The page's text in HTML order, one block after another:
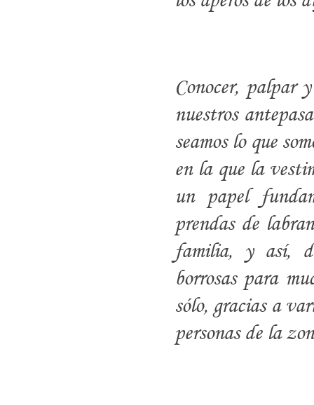
Conocer, palpar
nuestros
seamos lo que
en la que la
un papel
prendas de
familia, y así,
borrosas para
sólo, gracias a
personas de la